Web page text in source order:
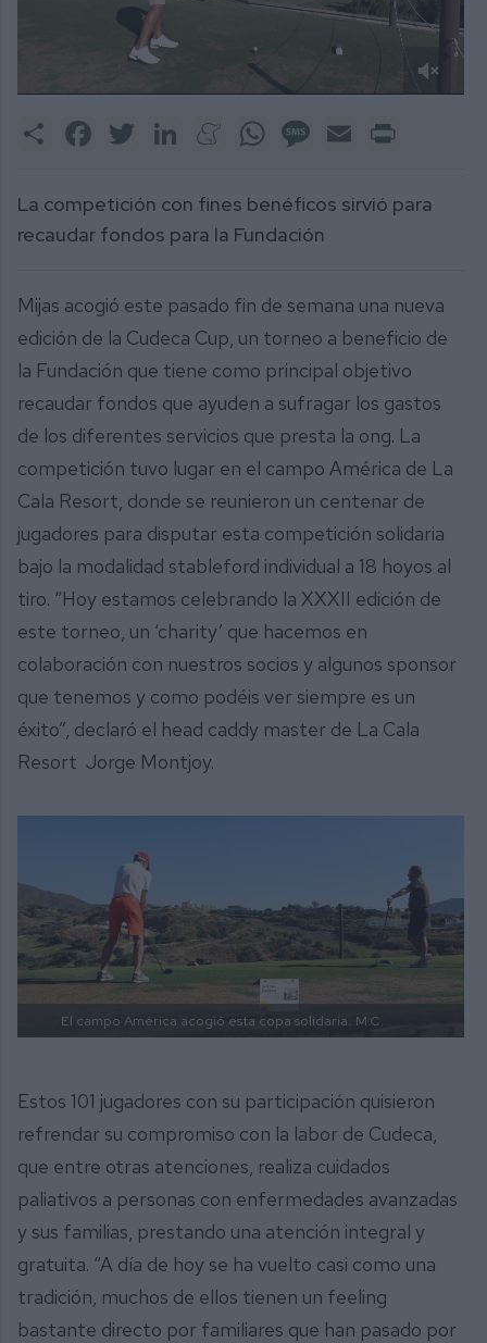
2
Share FacebookTwitter LinkedInMeneameWhatsAppMessage
Email
La competición con fines benéficos sirvió para
recaudar fondos para la Fundación
Mijas acogió este pasado fin de semana una nueva
edición de la Cudeca Cup, un torneo a beneficio de
la Fundación que tiene como principal objetivo
recaudar fondos que ayuden a sufragar los gastos
de los diferentes servicios que presta la ong. La
competición tuvo lugar en el campo América de La
Cala Resort, donde se reunieron un centenar de
jugadores para disputar esta competición solidaria
bajo la modalidad stableford individual a 18 hoyos al
tiro. “Hoy estamos celebrando la XXXII edición de
este torneo, un ‘charity’ que hacemos en
colaboración con nuestros socios y algunos sponsor
que tenemos y como podéis ver siempre es un
éxito”, declaró el head caddy master de La Cala
Resort Jorge Montjoy.
El campo América acogió esta copa solidaria. M.C.
Estos 101 jugadores con su participación quisieron
refrendar su compromiso con la labor de Cudeca,
que entre otras atenciones, realiza cuidados
paliativos a personas con enfermedades avanzadas
y sus familias, prestando una atención integral y
gratuita. “A día de hoy se ha vuelto casi como una
tradición, muchos de ellos tienen un feeling
bastante directo por familiares que han pasado por